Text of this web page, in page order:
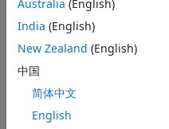
您可以同时使用时域和频域
过不同频率的周期性组件描
要将时间序列向量或矩阵
法：
y = iddata(s,[],Ts);
Australia (English)
India (English)
New Zealand (English)
中国
简体中文
English